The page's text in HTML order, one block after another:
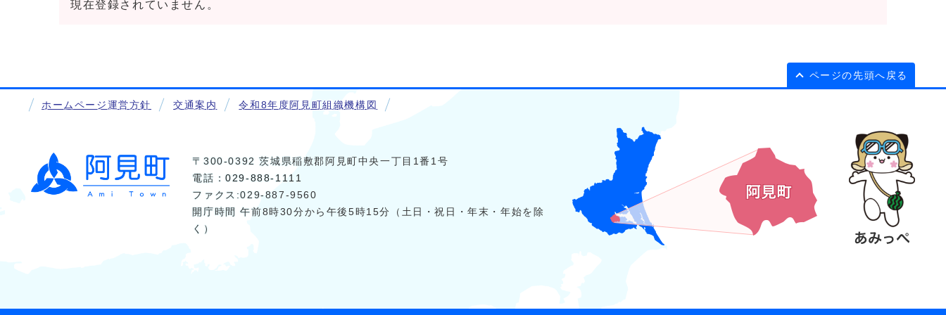
現在登録されていません。
ページの先頭へ戻る
ホームページ運営方針 交通案内 令和8年度阿見町組織機構図
〒300-0392 茨城県稲敷郡阿見町中央一丁目1番1号
電話：029-888-1111
ファクス:029-887-9560
開庁時間 午前8時30分から午後5時15分（土日・祝日・年末・年始を除
く）